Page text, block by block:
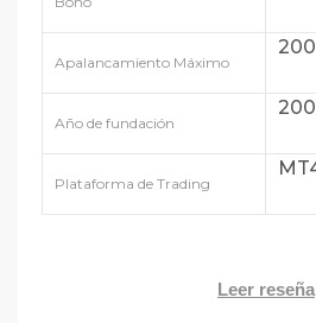
Apalancamiento Máximo
Año de fundación
Plataforma de Trading
Leer reseña